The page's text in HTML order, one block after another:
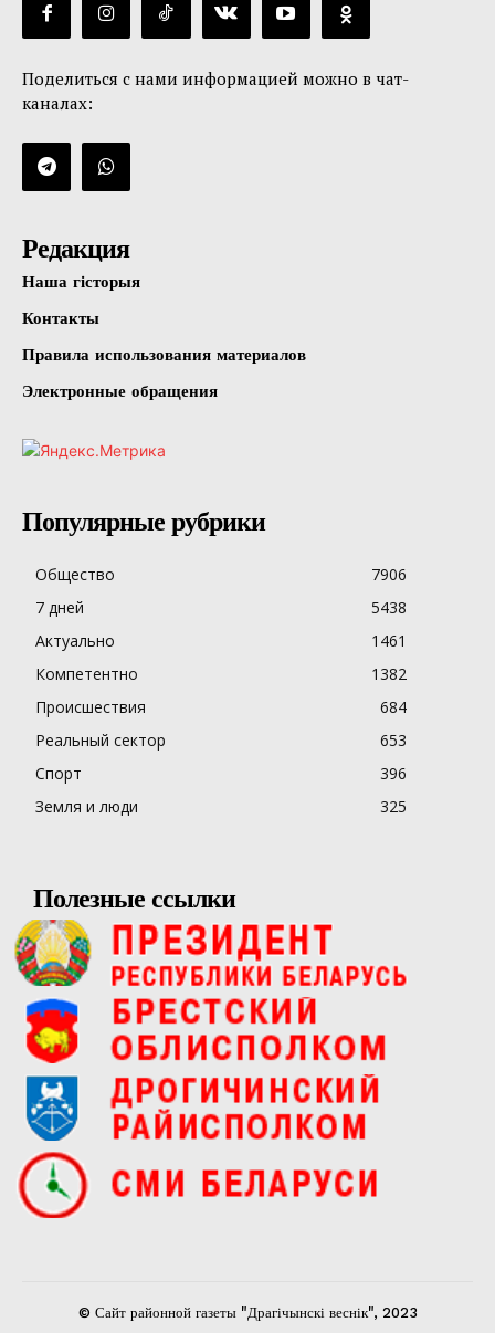
Поделиться с нами информацией можно в чат-
каналах:
Редакция
Наша гісторыя
Контакты
Правила использования материалов
Электронные обращения
Популярные рубрики
Общество
7906
7 дней
5438
Актуально
1461
Компетентно
1382
Происшествия
684
Реальный сектор
653
Спорт
396
Земля и люди
325
Полезные ссылки
© Сайт районной газеты "Драгічынскі веснік", 2023